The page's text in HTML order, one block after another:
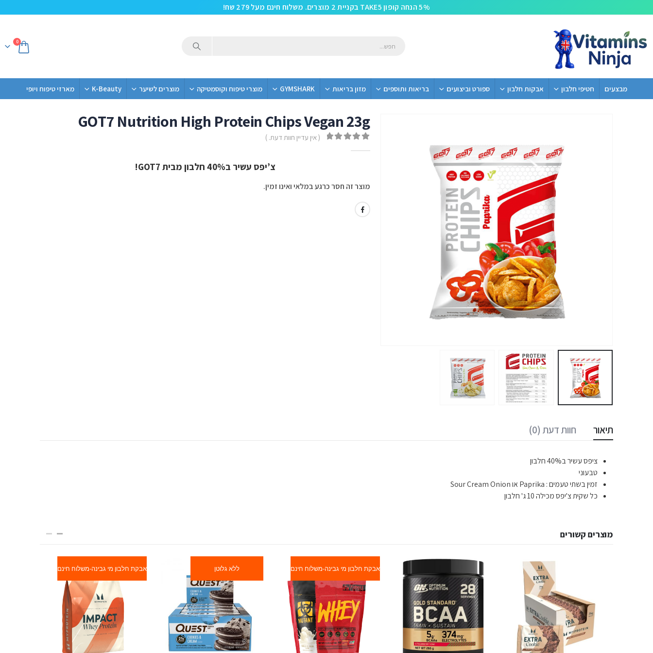
5% הנחה קופון TAKE5 בקניית 2 מוצרים. משלוח חינם מעל 279 שח!
0
מבצעים חטיפי חלבון אבקות חלבון ספורט וביצועים בריאות ותוספים מזון בריאות GYMSHARK מוצרי טיפוח וקוסמטיקה מוצרים לשיער K-Beauty מארזי טיפוח ויופי
GOT7 Nutrition High Protein Chips Vegan 23g
( אין עדיין חוות דעת. )
צ’יפס עשיר ב40% חלבון מבית GOT7!
מוצר זה חסר כרגע במלאי ואינו זמין.
תיאור חוות דעת (0)
ציפס עשיר ב40% חלבון
טבעוני
זמין בשתי טעמים : Paprika או Sour Cream Onion
כל שקית צ'יפס מכילה 10 ג' חלבון
מוצרים קשורים
אבקת חלבון מי גבינה-משלוח חינם ללא גלוטן אבקת חלבון מי גבינה-משלוח חינם